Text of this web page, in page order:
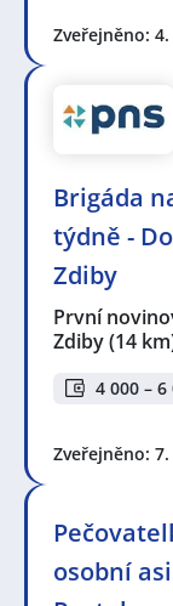
Zveřejněno:
Brigáda
týdně -
Zdiby
První
Zdiby(14
4 000 –
Zveřejněno:
osobní